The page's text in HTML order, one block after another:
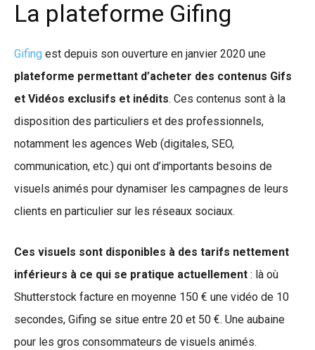
La plateforme Gifing
Gifing est depuis son ouverture en janvier 2020 une
plateforme permettant d’acheter des contenus Gifs
et Vidéos exclusifs et inédits. Ces contenus sont à la
disposition des particuliers et des professionnels,
notamment les agences Web (digitales, SEO,
communication, etc.) qui ont d’importants besoins de
visuels animés pour dynamiser les campagnes de leurs
clients en particulier sur les réseaux sociaux.
Ces visuels sont disponibles à des tarifs nettement
inférieurs à ce qui se pratique actuellement : là où
Shutterstock facture en moyenne 150 € une vidéo de 10
secondes, Gifing se situe entre 20 et 50 €. Une aubaine
pour les gros consommateurs de visuels animés.